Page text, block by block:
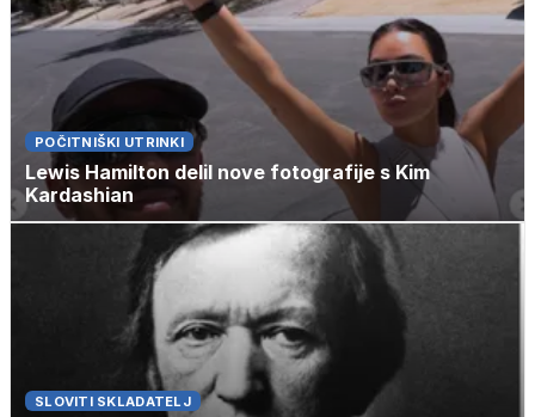
POČITNIŠKI UTRINKI
Lewis Hamilton delil nove fotografije s Kim
Kardashian
SLOVITI SKLADATELJ